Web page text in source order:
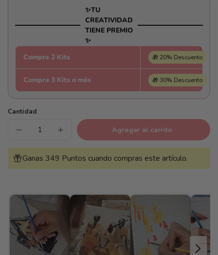
✨TU
CREATIVIDAD
TIENE PREMIO
✨
Compra 2 Kits
🎁 20% Descuento
Compra 3 Kits o más 🎁 30% Descuento
Cantidad
Reducir
para
Terraza
de
Venecia
Aumentar
cantidad
para
Terraza
de
Venecia
Agregar al carrito
Ganas 349 Puntos cuando compras este artículo.